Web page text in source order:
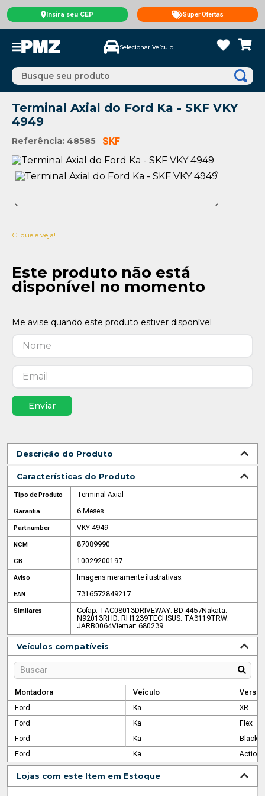
Insira seu CEP Super Ofertas
Selecionar Veículo
Busque seu produto
Terminal Axial do Ford Ka - SKF VKY
4949
Referência: 48585 SKF
Clique e veja!
Este produto não está
disponível no momento
Enviar
Descrição do Produto
Características do Produto
Tipo de Produto Terminal Axial
Garantia 6 Meses
Part number VKY 4949
NCM 87089990
CB 10029200197
Aviso Imagens meramente ilustrativas.
EAN 7316572849217
Similares Cofap: TAC08013DRIVEWAY: BD 4457Nakata:
N92013RHD: RH1239TECHSUS: TA3119TRW:
JARB0064Viemar: 680239
Veículos compatíveis
Montadora Veículo
Versão
Ford
Ka
XR
Ford
Ka
Flex
Ford
Ka
Black
Ford
Ka Action
Lojas com este Item em Estoque